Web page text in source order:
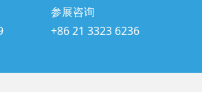
参展咨询
+86 21 3323 6236